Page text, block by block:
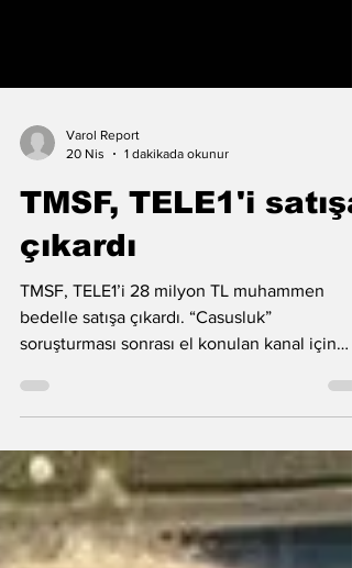
TMSF, TELE1'i satışa
TMSF, TELE1’i 28 milyon TL muhammen
bedelle satışa çıkardı. “Casusluk”